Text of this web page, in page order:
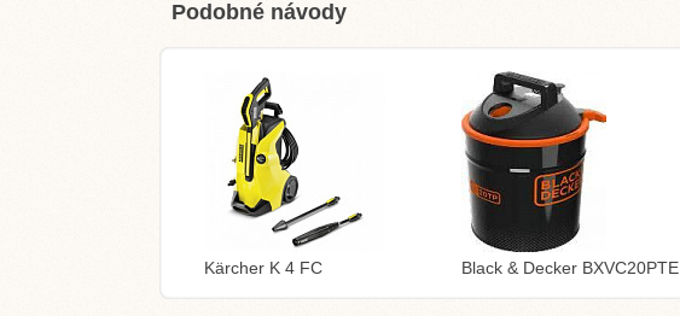
Podobné návody
Kärcher K 4 FC Black & Decker BXVC20PTE